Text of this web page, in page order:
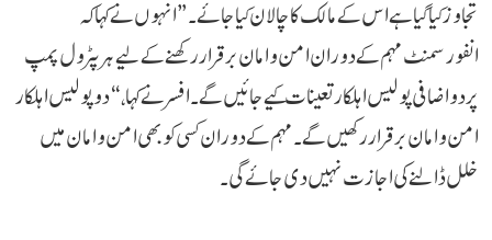
تجاوز کیا گیا ہے اس کے مالک کا چالان کیا جائے۔” انہوں نے کہا کہ
انفورسمنٹ مہم کے دوران امن و امان برقرار رکھنے کے لیے ہر پٹرول پمپ
پر دو اضافی پولیس اہلکار تعینات کیے جائیں گے۔افسر نے کہا، “دو پولیس اہلکار
امن و امان برقرار رکھیں گے۔ مہم کے دوران کسی کو بھی امن و امان میں
خلل ڈالنے کی اجازت نہیں دی جائے گی۔